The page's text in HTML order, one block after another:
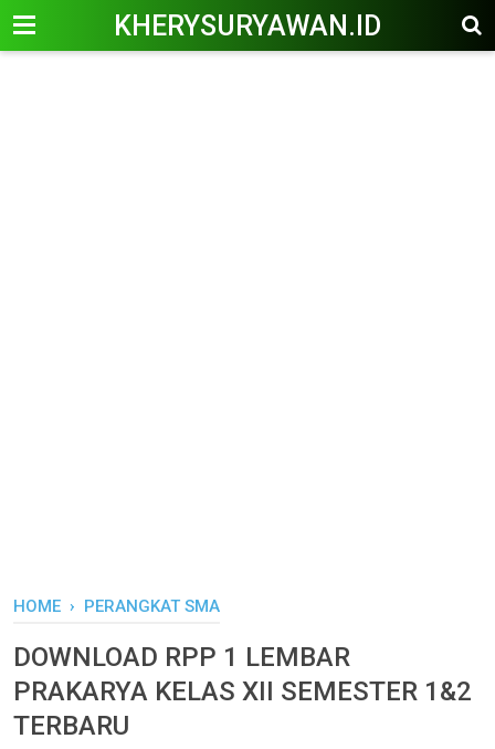
KHERYSURYAWAN.ID
HOME › PERANGKAT SMA
DOWNLOAD RPP 1 LEMBAR
PRAKARYA KELAS XII SEMESTER 1&2
TERBARU